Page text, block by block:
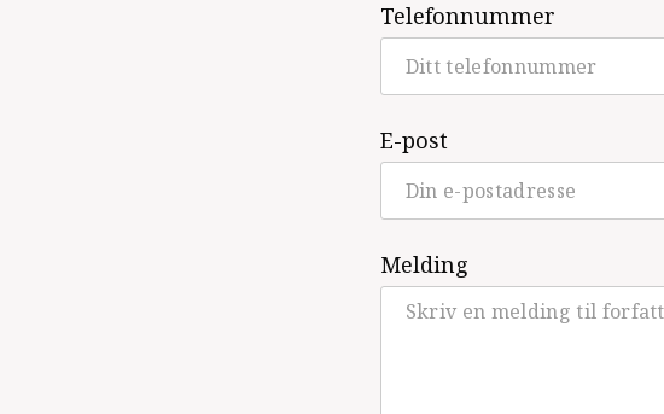
Telefonnummer
E-post
Melding